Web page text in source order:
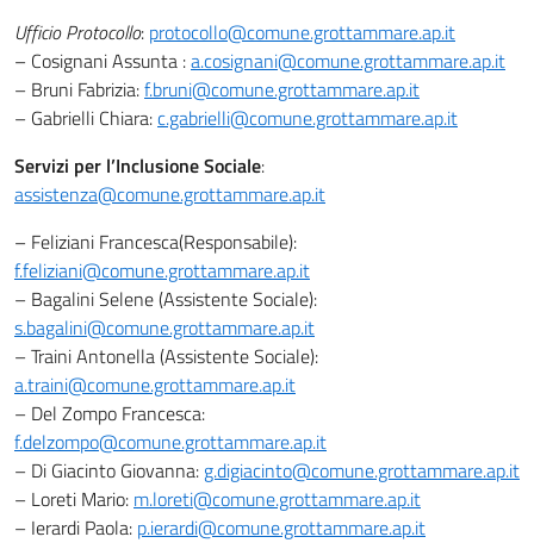
Ufficio Protocollo: protocollo@comune.grottammare.ap.it
– Cosignani Assunta :a.cosignani@comune.grottammare.ap.it
– Bruni Fabrizia:f.bruni@comune.grottammare.ap.it
– Gabrielli Chiara:c.gabrielli@comune.grottammare.ap.it
Servizi per l’Inclusione Sociale:
assistenza@comune.grottammare.ap.it
– Feliziani Francesca(Responsabile):
f.feliziani@comune.grottammare.ap.it
– Bagalini Selene (Assistente Sociale):
s.bagalini@comune.grottammare.ap.it
– Traini Antonella (Assistente Sociale):
a.traini@comune.grottammare.ap.it
– Del Zompo Francesca:
f.delzompo@comune.grottammare.ap.it
– Di Giacinto Giovanna: g.digiacinto@comune.grottammare.ap.it
– Loreti Mario: m.loreti@comune.grottammare.ap.it
– Ierardi Paola: p.ierardi@comune.grottammare.ap.it